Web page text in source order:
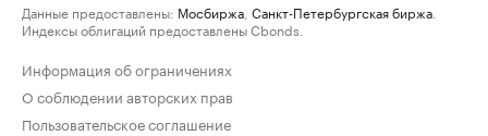
Данные предоставлены: Мосбиржа Санкт-Петербургская биржа
Индексы облигаций предоставлены Cbonds.
Информация об ограничениях
О соблюдении авторских прав
Пользовательское соглашение